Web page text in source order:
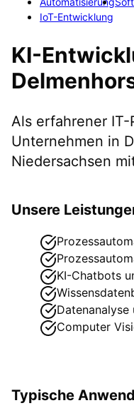
IoT-Entwicklung
KI-
Als erfahrener
Unternehmen in
Niedersachsen
Unsere
KI-Chatbots
Datenanalyse
Computer
Typische